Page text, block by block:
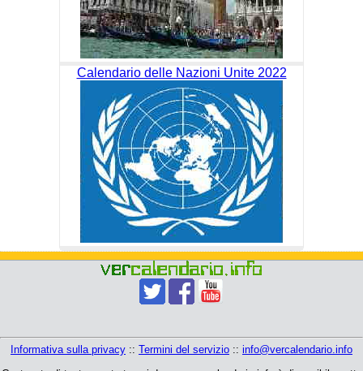
Calendario delle Nazioni Unite 2022
Informativa sulla privacy :: Termini del servizio :: info@vercalendario.info